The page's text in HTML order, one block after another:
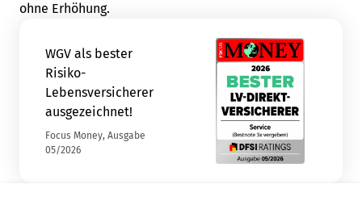
ohne Erhöhung.
WGV als bester
Risiko-
Lebensversicherer
ausgezeichnet!
Focus Money, Ausgabe
05/2026